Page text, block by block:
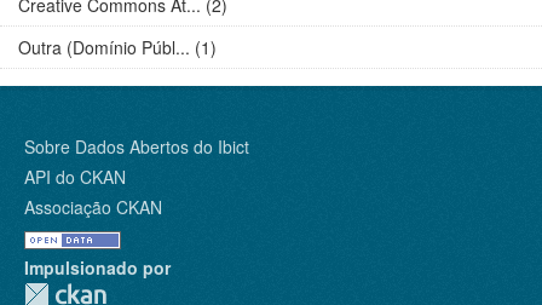
Creative Commons At... (2)
Outra (Domínio Públ... (1)
Sobre Dados Abertos do Ibict
API do CKAN
Associação CKAN
Impulsionado por